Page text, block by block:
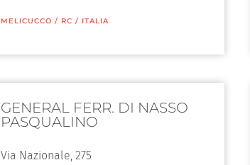
MELICUCCO / RC / ITALIA
GENERAL FERR. DI NASSO
PASQUALINO
Via Nazionale, 275